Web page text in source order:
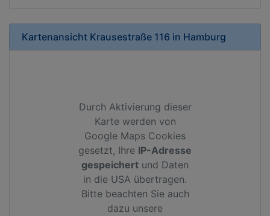
Kartenansicht Krausestraße 116 in Hamburg
Durch Aktivierung dieser
Karte werden von
Google Maps Cookies
gesetzt, Ihre IP-Adresse
gespeichert und Daten
in die USA übertragen.
Bitte beachten Sie auch
dazu unsere